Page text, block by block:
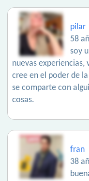
pilar
58
soy
nuevas experiencias,
cree en el poder de
se comparte con
cosas.
fran
38